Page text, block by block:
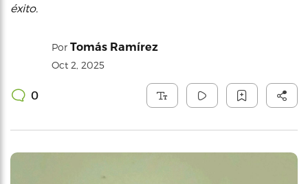
éxito.
Por Tomás Ramírez
Oct 2, 2025
0